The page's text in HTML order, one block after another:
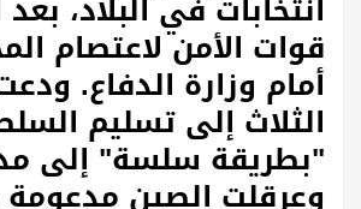
انتخابات في البلاد،
قوات الأمن لاعتصام
أمام وزارة الدفاع.
الثلاث إلى تسليم
"بطريقة سلسة" إلى
وعرقلت الصين